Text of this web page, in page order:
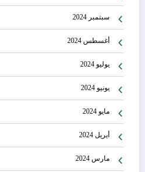
سبتمبر 2024
أغسطس 2024
يوليو 2024
يونيو 2024
مايو 2024
أبريل 2024
مارس 2024